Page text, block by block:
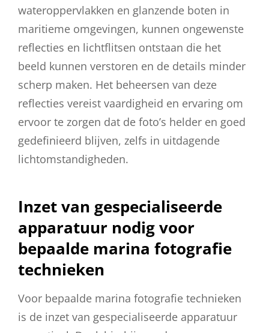
wateroppervlakken en glanzende boten in
maritieme omgevingen, kunnen ongewenste
reflecties en lichtflitsen ontstaan die het
beeld kunnen verstoren en de details minder
scherp maken. Het beheersen van deze
reflecties vereist vaardigheid en ervaring om
ervoor te zorgen dat de foto’s helder en goed
gedefinieerd blijven, zelfs in uitdagende
lichtomstandigheden.
Inzet van gespecialiseerde
apparatuur nodig voor
bepaalde marina fotografie
technieken
Voor bepaalde marina fotografie technieken
is de inzet van gespecialiseerde apparatuur